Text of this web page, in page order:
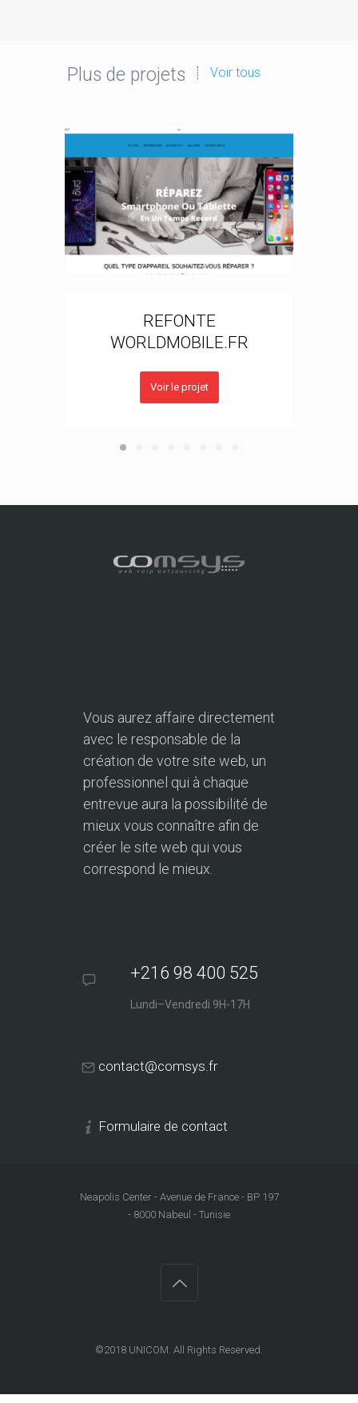
Plus de projets Voir tous
REFONTE
WORLDMOBILE.FR
Voir le projet
Vous aurez affaire directement
avec le responsable de la
création de votre site web, un
professionnel qui à chaque
entrevue aura la possibilité de
mieux vous connaître afin de
créer le site web qui vous
correspond le mieux.
+216 98 400 525
Lundi–Vendredi 9H-17H
contact@comsys.fr
Formulaire de contact
Neapolis Center - Avenue de France - BP 197
- 8000 Nabeul - Tunisie
©2018 UNICOM. All Rights Reserved.